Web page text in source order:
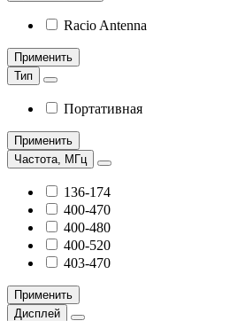
Racio Antenna
Применить
Тип
Портативная
Применить
Частота, МГц
136-174
400-470
400-480
400-520
403-470
Применить
Дисплей